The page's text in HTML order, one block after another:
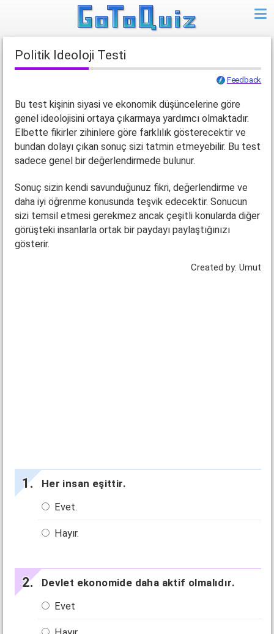
Politik Ideoloji Testi
Feedback
Bu test kişinin siyasi ve ekonomik düşüncelerine göre
genel ideolojisini ortaya çıkarmaya yardımcı olmaktadır.
Elbette fikirler zihinlere göre farklılık gösterecektir ve
bundan dolayı çıkan sonuç sizi tatmin etmeyebilir. Bu test
sadece genel bir değerlendirmede bulunur.
Sonuç sizin kendi savunduğunuz fikri, değerlendirme ve
daha iyi öğrenme konusunda teşvik edecektir. Sonucun
sizi temsil etmesi gerekmez ancak çeşitli konularda diğer
görüşteki insanlarla ortak bir paydayı paylaştığınızı
gösterir.
Created by: Umut
Her insan eşittir.
Evet.
Hayır.
Devlet ekonomide daha aktif olmalıdır.
Evet